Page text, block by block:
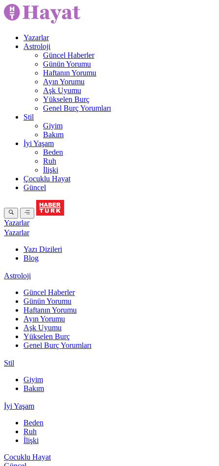
Yazarlar
Astroloji
Güncel Haberler
Günün Yorumu
Haftanın Yorumu
Ayın Yorumu
Aşk Uyumu
Yükselen Burç
Genel Burç Yorumları
Stil
Giyim
Bakım
İyi Yaşam
Beden
Ruh
İlişki
Çocuklu Hayat
Güncel
Yazarlar
Yazarlar
Yazı Dizileri
Blog
Astroloji
Güncel Haberler
Günün Yorumu
Haftanın Yorumu
Ayın Yorumu
Aşk Uyumu
Yükselen Burç
Genel Burç Yorumları
Stil
Giyim
Bakım
İyi Yaşam
Beden
Ruh
İlişki
Çocuklu Hayat